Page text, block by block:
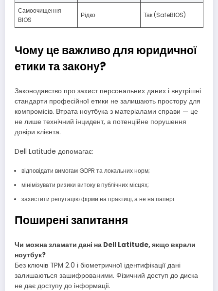
Самоочищення
BIOS
Рідко Так (SafeBIOS)
Чому це важливо для юридичної
етики та закону?
Законодавство про захист персональних даних і внутрішні
стандарти професійної етики не залишають простору для
компромісів. Втрата ноутбука з матеріалами справи — це
не лише технічний інцидент, а потенційне порушення
довіри клієнта.
Dell Latitude допомагає:
відповідати вимогам GDPR та локальних норм;
мінімізувати ризики витоку в публічних місцях;
захистити репутацію фірми на практиці, а не на папері.
Поширені запитання
Чи можна зламати дані на Dell Latitude, якщо вкрали
ноутбук?
Без ключів TPM 2.0 і біометричної ідентифікації дані
залишаються зашифрованими. Фізичний доступ до диска
не дає доступу до інформації.